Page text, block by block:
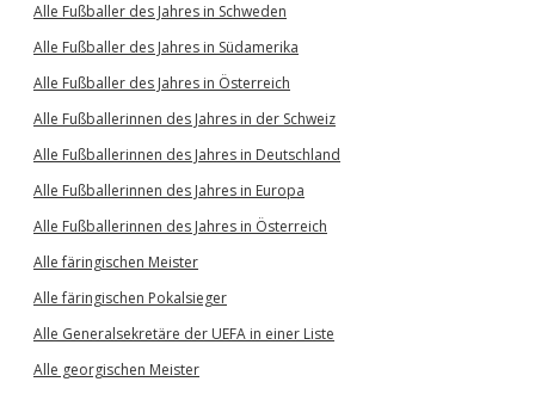
Alle Fußballer des Jahres in Schweden
Alle Fußballer des Jahres in Südamerika
Alle Fußballer des Jahres in Österreich
Alle Fußballerinnen des Jahres in der Schweiz
Alle Fußballerinnen des Jahres in Deutschland
Alle Fußballerinnen des Jahres in Europa
Alle Fußballerinnen des Jahres in Österreich
Alle färingischen Meister
Alle färingischen Pokalsieger
Alle Generalsekretäre der UEFA in einer Liste
Alle georgischen Meister